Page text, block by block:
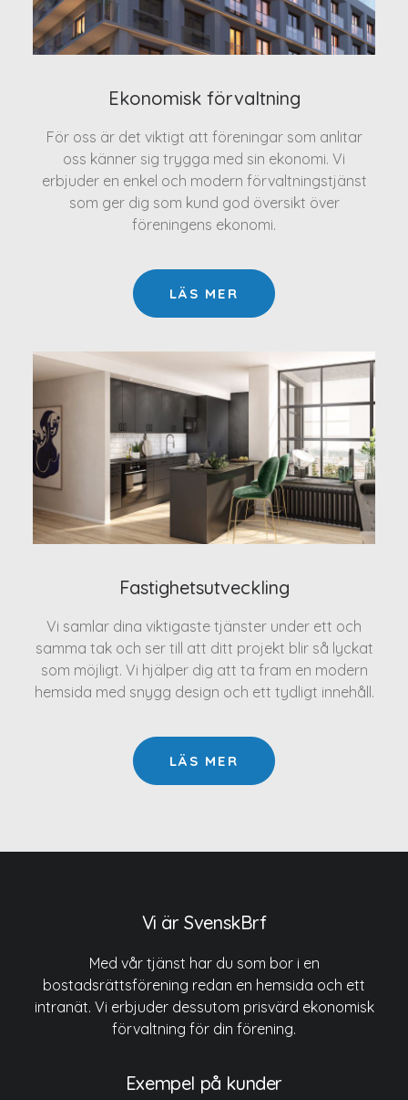
Ekonomisk förvaltning
För oss är det viktigt att föreningar som anlitar
oss känner sig trygga med sin ekonomi. Vi
erbjuder en enkel och modern förvaltningstjänst
som ger dig som kund god översikt över
föreningens ekonomi.
LÄS MER
Fastighetsutveckling
Vi samlar dina viktigaste tjänster under ett och
samma tak och ser till att ditt projekt blir så lyckat
som möjligt. Vi hjälper dig att ta fram en modern
hemsida med snygg design och ett tydligt innehåll.
LÄS MER
Vi är SvenskBrf
Med vår tjänst har du som bor i en
bostadsrättsförening redan en hemsida och ett
intranät. Vi erbjuder dessutom prisvärd ekonomisk
förvaltning för din förening.
Exempel på kunder